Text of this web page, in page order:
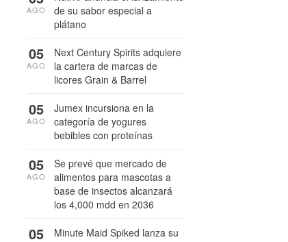
de su sabor especial a
plátano
AGO
Next Century Spirits adquiere
la cartera de marcas de
licores Grain & Barrel
05
AGO
Jumex incursiona en la
categoría de yogures
bebibles con proteínas
05
AGO
Se prevé que mercado de
alimentos para mascotas a
base de insectos alcanzará
los 4,000 mdd en 2036
05
AGO
Minute Maid Spiked lanza su
05